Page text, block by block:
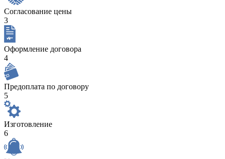
Согласование цены
3
Оформление договора
4
Предоплата по договору
5
Изготовление
6